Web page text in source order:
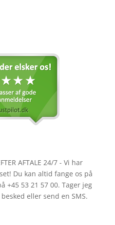
AFTALE 24/7 - Vi har
Du kan altid fange os på
+45 53 21 57 00. Tager jeg
eller send en SMS.